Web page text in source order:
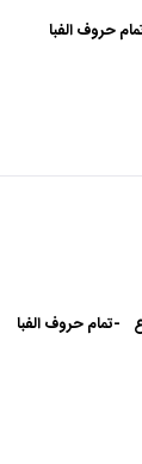
حروف الفبا
-تمام حروف الفبا